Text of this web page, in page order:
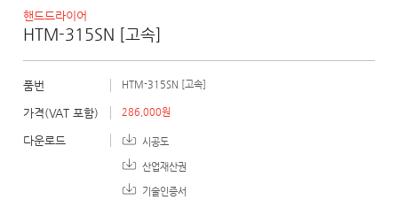
핸드드라이어
HTM-315SN [고속]
품번 HTM-315SN [고속]
가격(VAT 포함) 286,000원
다운로드 시공도
산업재산권
기술인증서